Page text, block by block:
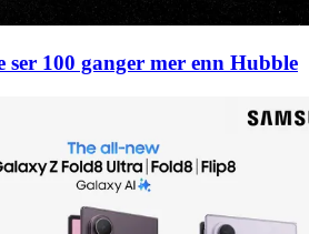
ser 100 ganger mer enn Hubble